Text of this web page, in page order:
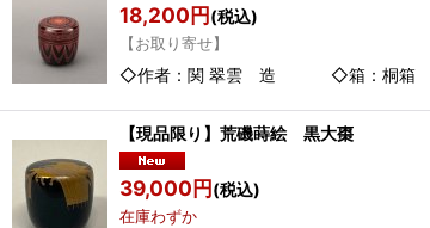
18,200円(税込)
【お取り寄せ】
◇作者：関 翠雲 造 ◇箱：桐箱 関翠
【現品限り】荒磯蒔絵 黒
39,000円(税込)
在庫わずか